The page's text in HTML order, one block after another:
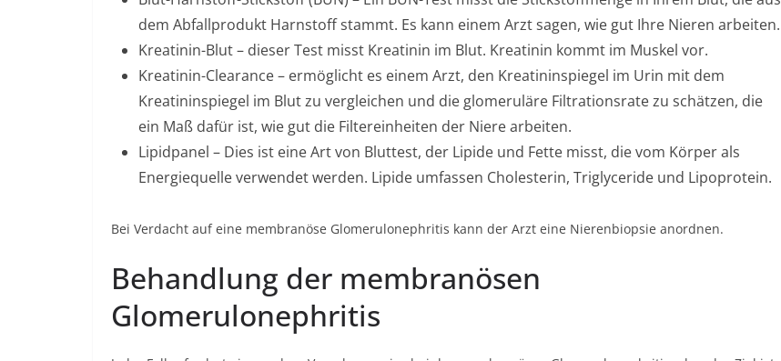
dem Abfallprodukt Harnstoff stammt. Es kann einem Arzt sagen, wie gut Ihre Nieren arbeiten.
Kreatinin-Blut – dieser Test misst Kreatinin im Blut. Kreatinin kommt im Muskel vor.
Kreatinin-Clearance – ermöglicht es einem Arzt, den Kreatininspiegel im Urin mit dem
Kreatininspiegel im Blut zu vergleichen und die glomeruläre Filtrationsrate zu schätzen, die
ein Maß dafür ist, wie gut die Filtereinheiten der Niere arbeiten.
Lipidpanel – Dies ist eine Art von Bluttest, der Lipide und Fette misst, die vom Körper als
Energiequelle verwendet werden. Lipide umfassen Cholesterin, Triglyceride und Lipoprotein.
Bei Verdacht auf eine membranöse Glomerulonephritis kann der Arzt eine Nierenbiopsie anordnen.
Behandlung der membranösen
Glomerulonephritis